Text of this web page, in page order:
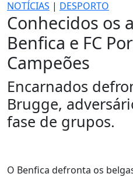
NOTÍCIAS | DESPORTO
Conhecidos os
Benfica e FC
Campeões
Encarnados
Brugge,
fase de grupos.
O Benfica defronta os